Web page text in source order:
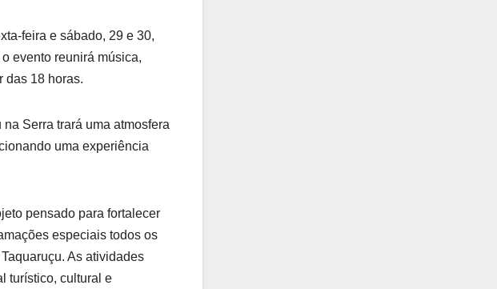
feira e sábado, 29 e 30,
evento reunirá música,
das 18 horas.
Serra trará uma atmosfera
uma experiência
pensado para fortalecer
especiais todos os
As atividades
turístico, cultural e